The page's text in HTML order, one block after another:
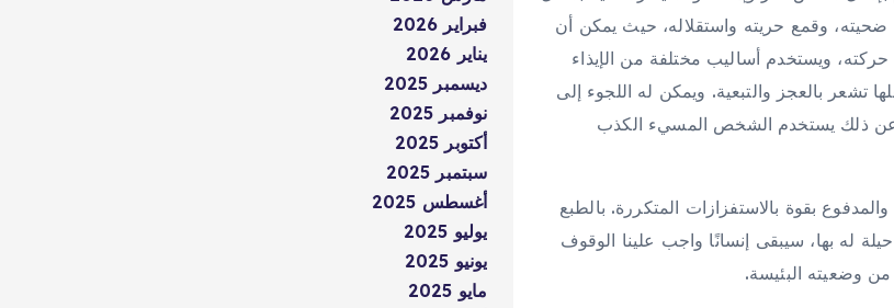
وقمع حريته واستقلاله، حيث يمكن أن
حركته، ويستخدم أساليب مختلفة من الإيذاء
تشعر بالعجز والتبعية. ويمكن له اللجوء إلى
عن ذلك يستخدم الشخص المسيء الكذب
بقوة بالاستفزازات المتكررة. بالطبع
له بها، سيبقى إنسانًا واجب علينا الوقوف
من وضعيته البئيسة.
فبراير 2026
يناير 2026
ديسمبر 2025
نوفمبر 2025
أكتوبر 2025
سبتمبر 2025
أغسطس 2025
يوليو 2025
يونيو 2025
مايو 2025